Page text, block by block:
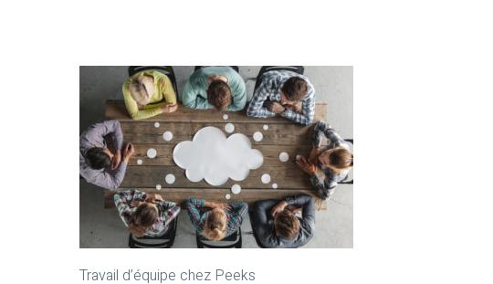
Travail d’équipe chez Peeks